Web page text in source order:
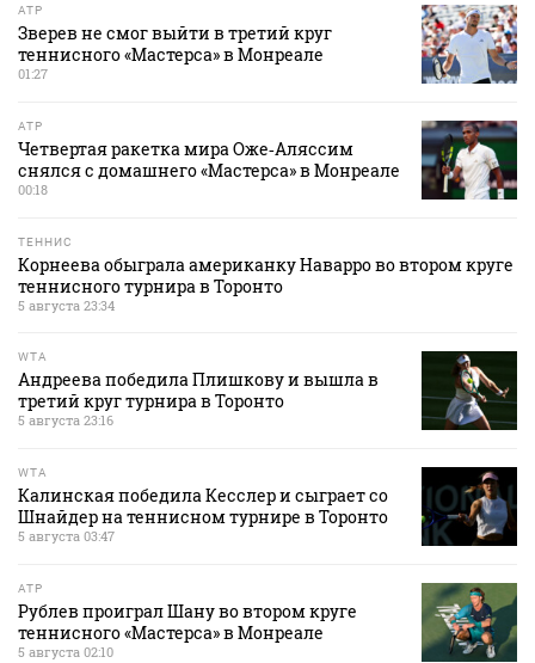
ATP
Зверев не смог выйти в третий круг
теннисного «Мастерса» в Монреале
01:27
ATP
Четвертая ракетка мира Оже‑Аляссим
снялся с домашнего «Мастерса» в Монреале
00:18
ТЕННИС
Корнеева обыграла американку Наварро во втором круге
теннисного турнира в Торонто
5 августа 23:34
WTA
Андреева победила Плишкову и вышла в
третий круг турнира в Торонто
5 августа 23:16
WTA
Калинская победила Кесслер и сыграет со
Шнайдер на теннисном турнире в Торонто
5 августа 03:47
ATP
Рублев проиграл Шану во втором круге
теннисного «Мастерса» в Монреале
5 августа 02:10